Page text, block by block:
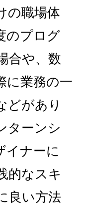
の職場体
のプログ
合や、数
に業務の一
どがあり
ターンシ
イナーに
的なスキ
良い方法